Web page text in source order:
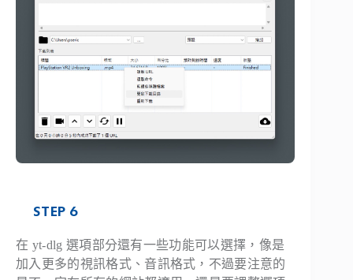
STEP 6
在 yt-dlg 選項部分還有一些功能可以選擇，像是
加入更多的視訊格式、音訊格式，不過要注意的